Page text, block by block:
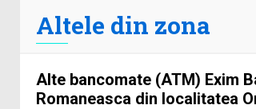
Altele din zona
Alte bancomate (ATM) Exim
Romaneasca din localitatea